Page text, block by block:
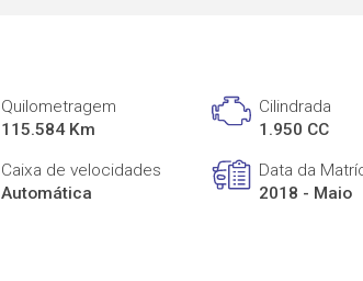
Quilometragem
115.584 Km
Cilindrada
1.950 CC
Caixa de velocidades
Automática
Data da
2018 - Maio